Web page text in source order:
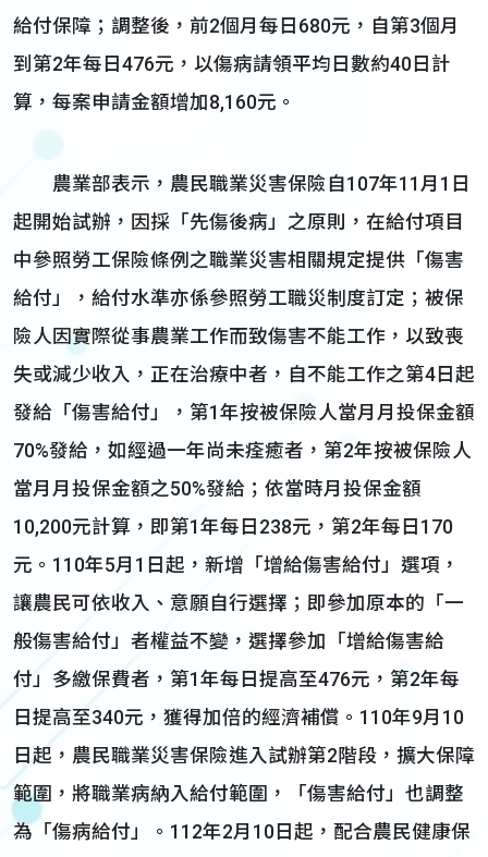
給付保障；調整後，前2個月每日680元，自第3個月
到第2年每日476元，以傷病請領平均日數約40日計
算，每案申請金額增加8,160元。
農業部表示，農民職業災害保險自107年11月1日
起開始試辦，因採「先傷後病」之原則，在給付項目
中參照勞工保險條例之職業災害相關規定提供「傷害
給付」，給付水準亦係參照勞工職災制度訂定；被保
險人因實際從事農業工作而致傷害不能工作，以致喪
失或減少收入，正在治療中者，自不能工作之第4日起
發給「傷害給付」，第1年按被保險人當月月投保金額
70%發給，如經過一年尚未痊癒者，第2年按被保險人
當月月投保金額之50%發給；依當時月投保金額
10,200元計算，即第1年每日238元，第2年每日170
元。110年5月1日起，新增「增給傷害給付」選項，
讓農民可依收入、意願自行選擇；即參加原本的「一
般傷害給付」者權益不變，選擇參加「增給傷害給
付」多繳保費者，第1年每日提高至476元，第2年每
日提高至340元，獲得加倍的經濟補償。110年9月10
日起，農民職業災害保險進入試辦第2階段，擴大保障
範圍，將職業病納入給付範圍，「傷害給付」也調整
為「傷病給付」。112年2月10日起，配合農民健康保